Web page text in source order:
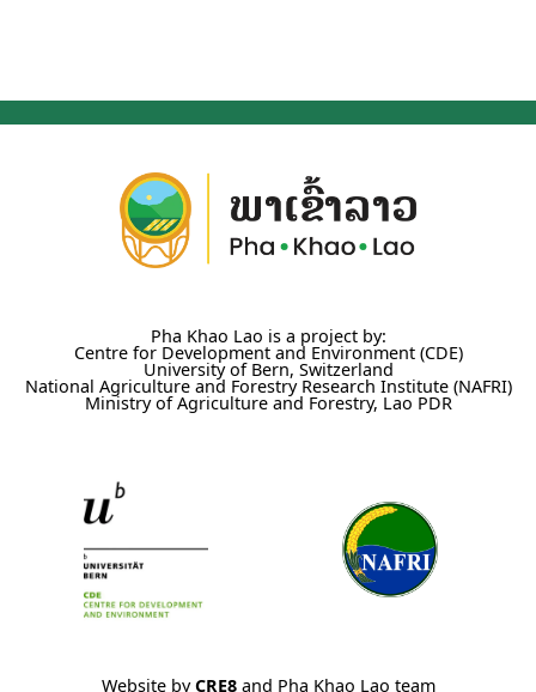
Pha Khao Lao is a project by:
Centre for Development and Environment (CDE)
University of Bern, Switzerland
National Agriculture and Forestry Research Institute (NAFRI)
Ministry of Agriculture and Forestry, Lao PDR
Website byCRE8and Pha Khao Lao team